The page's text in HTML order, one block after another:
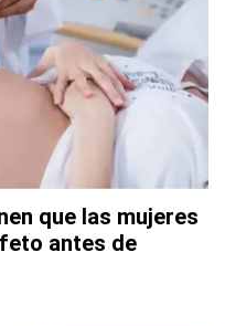
que las mujeres
antes de